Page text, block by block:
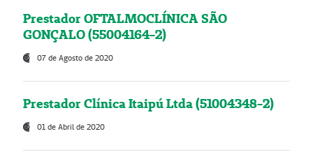
Prestador OFTALMOCLÍNICA SÃO
GONÇALO (55004164-2)
07 de Agosto de 2020
Prestador Clínica Itaipú Ltda (51004348-2)
01 de Abril de 2020